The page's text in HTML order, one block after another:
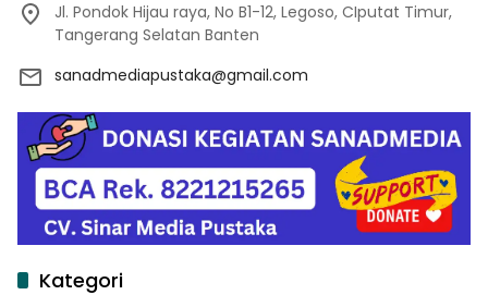
Jl. Pondok Hijau raya, No B1-12, Legoso, CIputat Timur,
Tangerang Selatan Banten
sanadmediapustaka@gmail.com
Kategori